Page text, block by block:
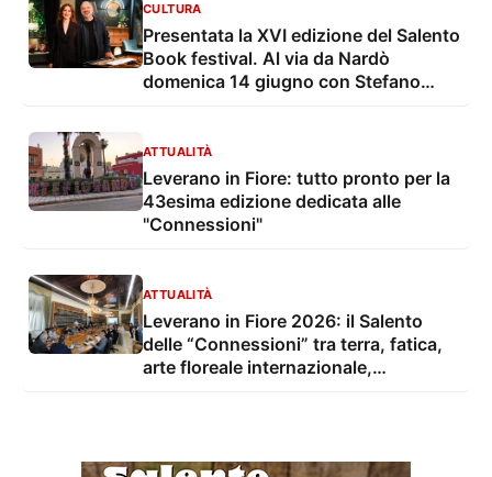
CULTURA
Presentata la XVI edizione del Salento
Book festival. Al via da Nardò
domenica 14 giugno con Stefano
ATTUALITÀ
Leverano in Fiore: tutto pronto per la
43esima edizione dedicata alle
"Connessioni"
ATTUALITÀ
Leverano in Fiore 2026: il Salento
delle “Connessioni” tra terra, fatica,
arte floreale internazionale,